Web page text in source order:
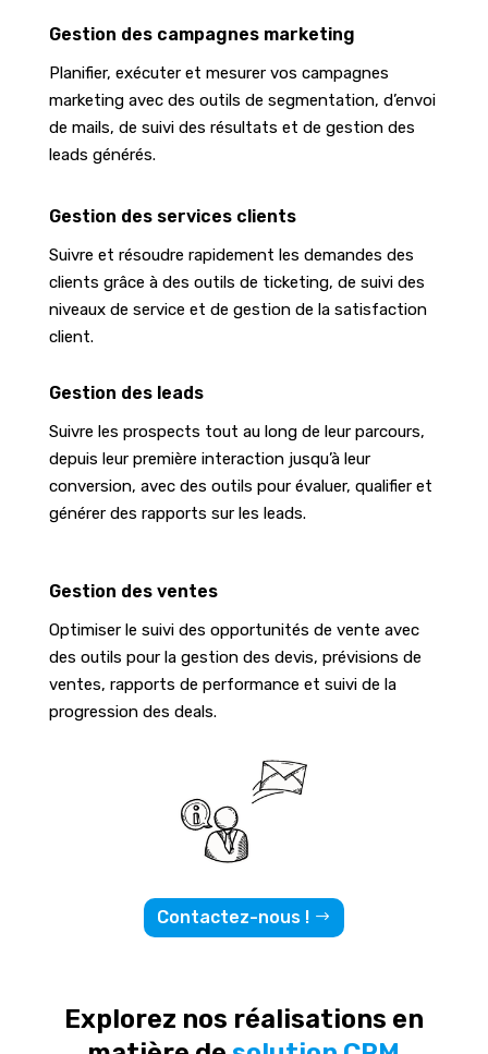
Gestion des campagnes marketing
Planifier, exécuter et mesurer vos campagnes
marketing avec des outils de segmentation, d’envoi
de mails, de suivi des résultats et de gestion des
leads générés.
Gestion des services clients
Suivre et résoudre rapidement les demandes des
clients grâce à des outils de ticketing, de suivi des
niveaux de service et de gestion de la satisfaction
client.
Gestion des leads
Suivre les prospects tout au long de leur parcours,
depuis leur première interaction jusqu’à leur
conversion, avec des outils pour évaluer, qualifier et
générer des rapports sur les leads.
Gestion des ventes
Optimiser le suivi des opportunités de vente avec
des outils pour la gestion des devis, prévisions de
ventes, rapports de performance et suivi de la
progression des deals.
Contactez-nous !
Explorez nos réalisations en